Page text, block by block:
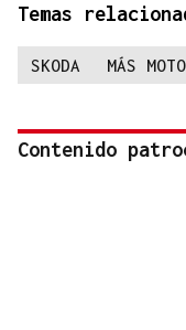
Temas
SKODA MÁS
Contenido